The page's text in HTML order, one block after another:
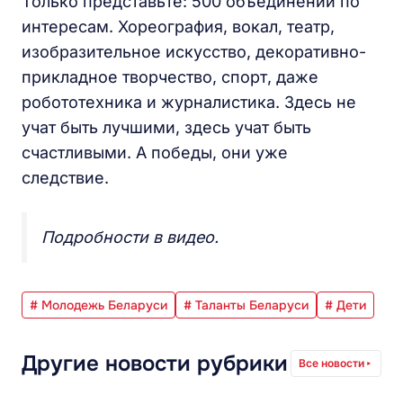
интересам. Хореография, вокал, театр,
изобразительное искусство, декоративно-
прикладное творчество, спорт, даже
робототехника и журналистика. Здесь не
учат быть лучшими, здесь учат быть
счастливыми. А победы, они уже
следствие.
Подробности в видео.
# Молодежь Беларуси # Таланты Беларуси # Дети
Другие новости рубрики Все новости